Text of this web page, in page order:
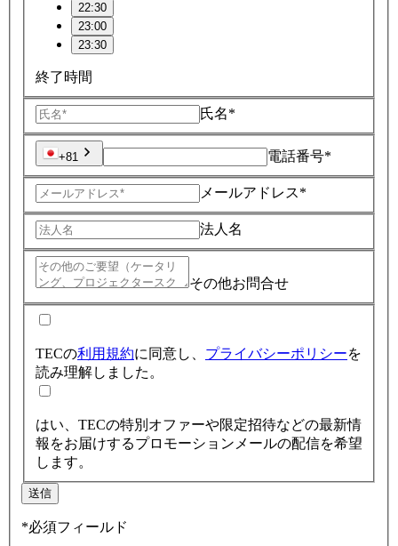
22:30
23:00
23:30
終了時間
氏名*
+81 電話番号*
メールアドレス*
法人名
その他お問合せ
TECの利用規約に同意し、 プライバシーポリシーを
読み理解しました。
はい、TECの特別オファーや限定招待などの最新情
報をお届けするプロモーションメールの配信を希望
します。
送信
*必須フィールド